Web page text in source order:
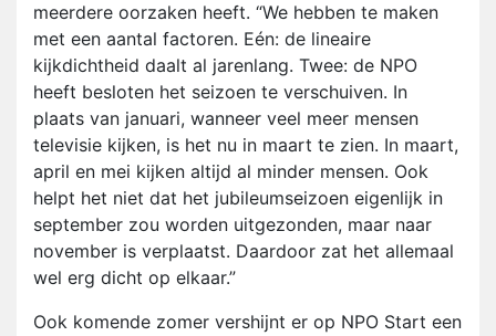
meerdere oorzaken heeft. “We hebben te maken
met een aantal factoren. Eén: de lineaire
kijkdichtheid daalt al jarenlang. Twee: de NPO
heeft besloten het seizoen te verschuiven. In
plaats van januari, wanneer veel meer mensen
televisie kijken, is het nu in maart te zien. In maart,
april en mei kijken altijd al minder mensen. Ook
helpt het niet dat het jubileumseizoen eigenlijk in
september zou worden uitgezonden, maar naar
november is verplaatst. Daardoor zat het allemaal
wel erg dicht op elkaar.”
Ook komende zomer vershijnt er op NPO Start een